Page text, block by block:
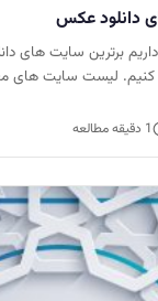
دانلود عکس
برترین سایت های
کنیم. لیست سایت های
1 دقیقه مطالعه